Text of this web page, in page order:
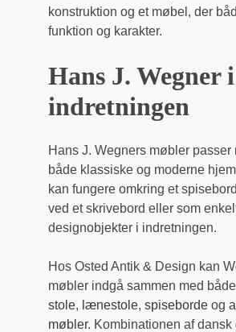
konstruktion og et møbel, der
funktion og karakter.
Hans J. Wegner i
indretningen
Hans J. Wegners møbler passer
både klassiske og moderne
kan fungere omkring et
ved et skrivebord eller som
designobjekter i indretningen.
Hos Osted Antik & Design kan
møbler indgå sammen med både
stole, lænestole, spisebordeog
møbler. Kombinationen af